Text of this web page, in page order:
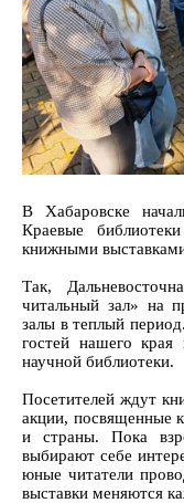
В Хабаровске
Краевые
книжными
Так,
читальный зал» на
залы в теплый
гостей нашего
научной библиотеки.
Посетителей ждут
акции, посвященные
и страны. Пока
выбирают себе
юные читатели
выставки меняются